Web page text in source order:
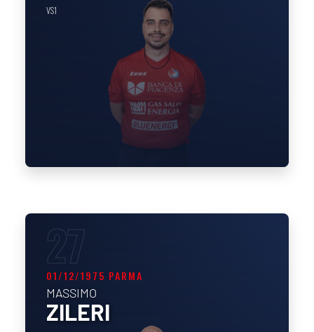
VS1
27
01/12/1975 PARMA
MASSIMO
ZILERI